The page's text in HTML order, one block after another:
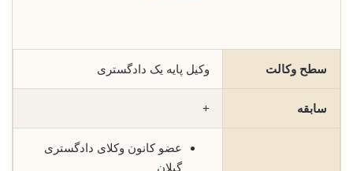
سطح وکالت وکیل پایه یک دادگستری
سابقه +
عضو کانون وکلای دادگستری
گیلان